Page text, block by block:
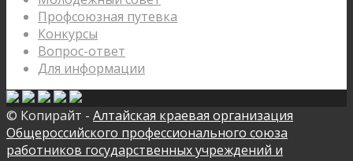
Профсоюзная путевка
Конкурсы
Вопрос-ответ
Для информации
© Копирайт - Алтайская краевая организация
Общероссийского профессионального союза
работников государственных учреждений и